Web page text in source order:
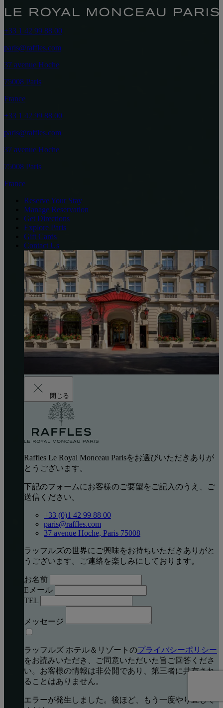
+33 1 42 99 88 00
paris@raffles.com
37 avenue Hoche
75008 Paris
France
+33 1 42 99 88 00
paris@raffles.com
37 avenue Hoche
75008 Paris
France
Reserve Your Stay
Manage Reservation
Get Directions
Explore Paris
Gift Cards
Contact Us
閉じる
Raffles Le Royal Monceau Parisをお選びいただきありが
とうございます。
下記のフォームにお客様のご要望をご記入のうえ、ご
送信ください。
+33 (0)1 42 99 88 00
paris@raffles.com
37 avenue Hoche, Paris 75008
ラッフルズの世界にご興味をお持ちいただきありがと
うございます。ご連絡を楽しみにしております。
お名前
Eメール
TEL
メッセージ
ラッフルズ ホテル＆リゾートのプライバシーポリシー
をお読みいただき、ご同意いただいた旨ご回答くださ
い。お客様の情報は非公開であり、第三者に共有され
ることはありません。
エラーが発生しました。後ほど、もう一度やり直して